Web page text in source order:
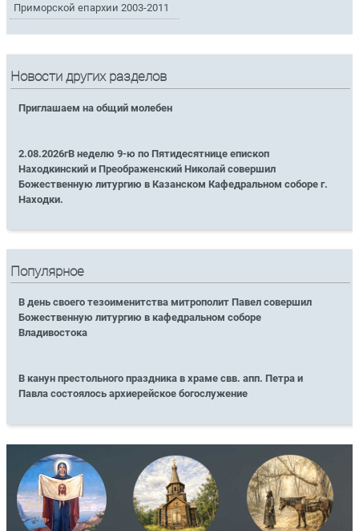
Приморской епархии 2003-2011
Новости других разделов
Приглашаем на общий молебен
2.08.2026гВ неделю 9-ю по Пятидесятнице епископ
Находкинский и Преображенский Николай совершил
Божественную литургию в Казанском Кафедральном соборе г.
Находки.
Популярное
В день своего тезоименитства митрополит Павел совершил
Божественную литургию в кафедральном соборе
Владивостока
В канун престольного праздника в храме свв. апп. Петра и
Павла состоялось архиерейское богослужение